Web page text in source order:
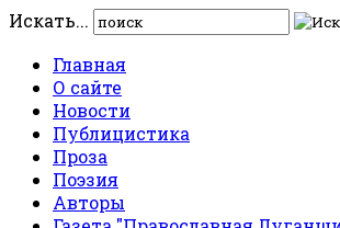
Искать...
Главная
О сайте
Новости
Публицистика
Проза
Поэзия
Авторы